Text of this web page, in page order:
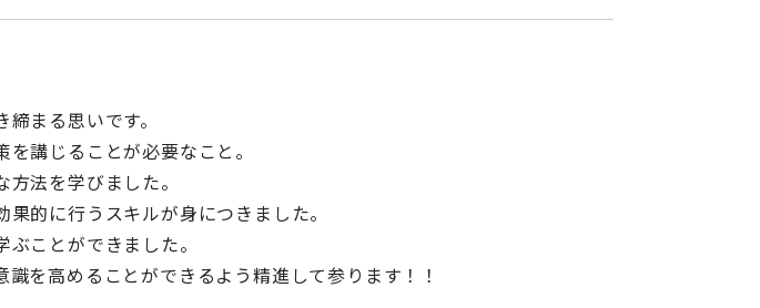
まる思いです。
講じることが必要なこと。
法を学びました。
的に行うスキルが身につきました。
ことができました。
を高めることができるよう精進して参ります！！